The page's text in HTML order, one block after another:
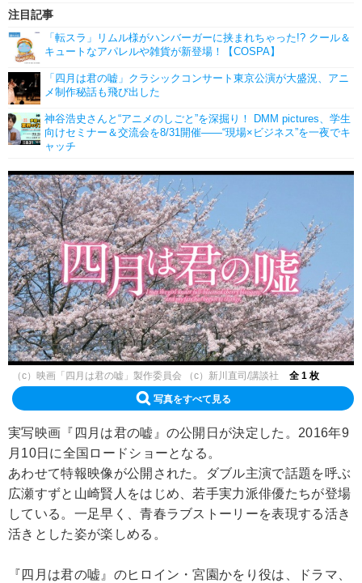
注目記事
「転スラ」リムル様がハンバーガーに挟まれちゃった!? クール＆
キュートなアパレルや雑貨が新登場！【COSPA】
「四月は君の嘘」クラシックコンサート東京公演が大盛況、アニ
メ制作秘話も飛び出した
神谷浩史さんと“アニメのしごと”を深掘り！ DMM pictures、学生
向けセミナー＆交流会を8/31開催――“現場×ビジネス”を一夜でキ
ャッチ
（c）映画「四月は君の嘘」製作委員会 （c）新川直司/講談社 全 1 枚
写真をすべて見る
実写映画『四月は君の嘘』の公開日が決定した。2016年9
月10日に全国ロードショーとなる。
あわせて特報映像が公開された。ダブル主演で話題を呼ぶ
広瀬すずと山崎賢人をはじめ、若手実力派俳優たちが登場
している。一足早く、青春ラブストーリーを表現する活き
活きとした姿が楽しめる。
『四月は君の嘘』のヒロイン・宮園かをり役は、ドラマ、